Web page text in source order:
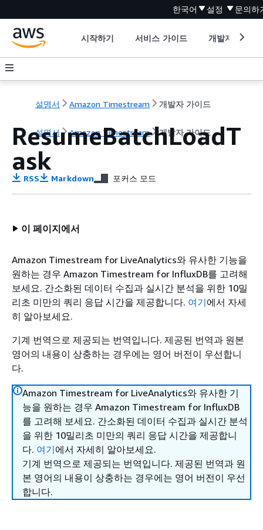
한국어 설정 문의하
시작하기 서비스 가이드 개발자 도구
설명서 Amazon Timestream 개발자 가이드
설명서 Amazon Timestream 개발자 가이드
ResumeBatchLoadT
ask
RSS Markdown 포커스 모드
이 페이지에서
Amazon Timestream for LiveAnalytics와 유사한 기능을
원하는 경우 Amazon Timestream for InfluxDB를 고려해
보세요. 간소화된 데이터 수집과 실시간 분석을 위한 10밀
리초 미만의 쿼리 응답 시간을 제공합니다. 여기에서 자세
히 알아보세요.
기계 번역으로 제공되는 번역입니다. 제공된 번역과 원본
영어의 내용이 상충하는 경우에는 영어 버전이 우선합니
다.
Amazon Timestream for LiveAnalytics와 유사한 기
능을 원하는 경우 Amazon Timestream for InfluxDB
를 고려해 보세요. 간소화된 데이터 수집과 실시간 분석
을 위한 10밀리초 미만의 쿼리 응답 시간을 제공합니
다. 여기에서 자세히 알아보세요.
기계 번역으로 제공되는 번역입니다. 제공된 번역과 원
본 영어의 내용이 상충하는 경우에는 영어 버전이 우선
합니다.